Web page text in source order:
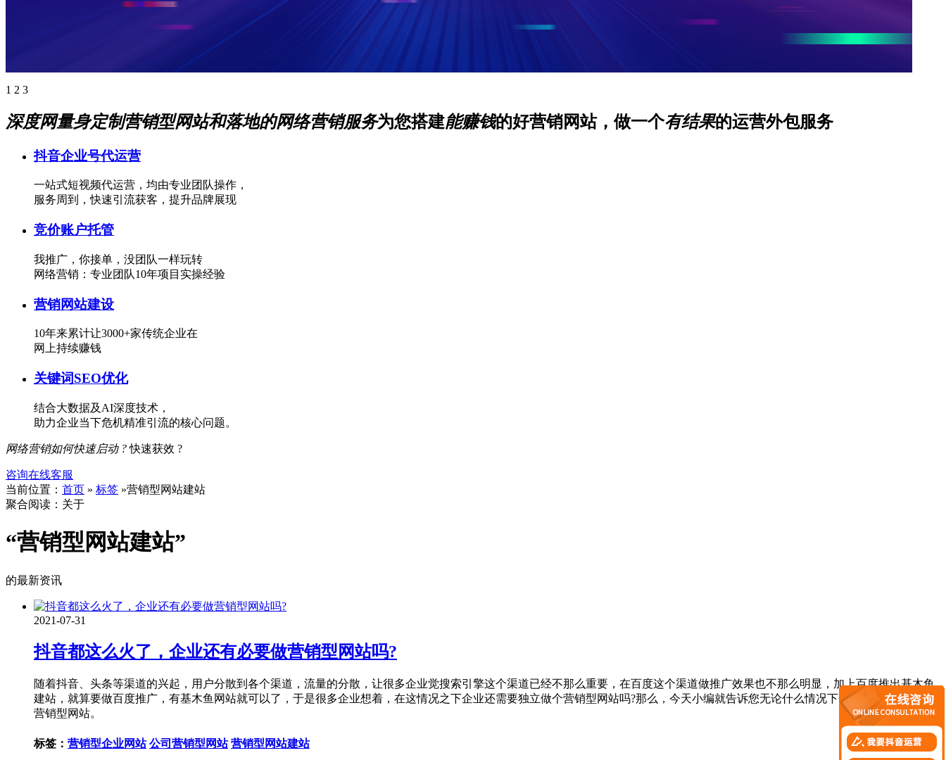
1 2 3
深度网量身定制营销型网站和落地的网络营销服务为您搭建能赚钱的好营销网站，做一个有结果的运营外包服务
抖音企业号代运营
一站式短视频代运营，均由专业团队操作，
服务周到，快速引流获客，提升品牌展现
竞价账户托管
我推广，你接单，没团队一样玩转
网络营销：专业团队10年项目实操经验
营销网站建设
10年来累计让3000+家传统企业在
网上持续赚钱
关键词SEO优化
结合大数据及AI深度技术，
助力企业当下危机精准引流的核心问题。
网络营销如何快速启动 ?快速获效 ?
咨询在线客服
当前位置： 首页 » 标签 »营销型网站建站
聚合阅读：关于
“营销型网站建站”
的最新资讯
2021-07-31
抖音都这么火了，企业还有必要做营销型网站吗?
随着抖音、头条等渠道的兴起，用户分散到各个渠道，流量的分散，让很多企业觉搜索引擎这个渠道已经不那么重要，在百度这个渠道做推广效果也不那么明显，加上百度推出基木鱼
建站，就算要做百度推广，有基木鱼网站就可以了，于是很多企业想着，在这情况之下企业还需要独立做个营销型网站吗?那么，今天小编就告诉您无论什么情况下企业都必须要有一个
营销型网站。
标签： 营销型企业网站 公司营销型网站 营销型网站建站